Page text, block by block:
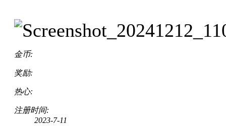
金币:
奖励:
热心:
注册时间:
2023-7-11